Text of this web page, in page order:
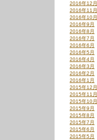
2016年12月
2016年11月
2016年10月
2016年9月
2016年8月
2016年7月
2016年6月
2016年5月
2016年4月
2016年3月
2016年2月
2016年1月
2015年12月
2015年11月
2015年10月
2015年9月
2015年8月
2015年7月
2015年6月
2015年5月